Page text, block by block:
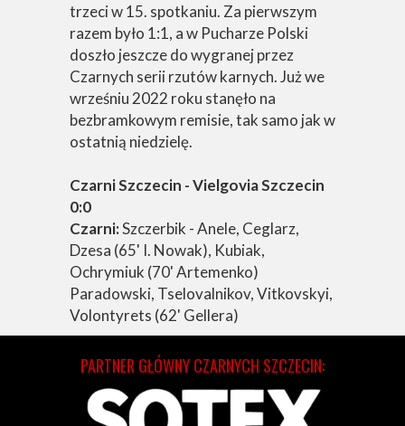
trzeci w 15. spotkaniu. Za pierwszym
razem było 1:1, a w Pucharze Polski
doszło jeszcze do wygranej przez
Czarnych serii rzutów karnych. Już we
wrześniu 2022 roku stanęło na
bezbramkowym remisie, tak samo jak w
ostatnią niedzielę.
Czarni Szczecin - Vielgovia Szczecin
0:0
Czarni:Szczerbik - Anele, Ceglarz,
Dzesa (65' I. Nowak), Kubiak,
Ochrymiuk (70' Artemenko)
Paradowski, Tselovalnikov, Vitkovskyi,
Volontyrets (62' Gellera)
PARTNER GŁÓWNY CZARNYCH SZCZECIN: